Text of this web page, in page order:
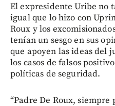
El expresidente Uribe no
igual que lo hizo con
Roux y los
tenían un sesgo en sus
que apoyen las ideas del
los casos de falsos
políticas de seguridad.
“Padre De Roux,